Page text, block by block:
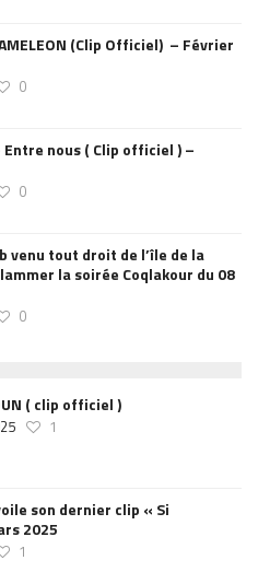
(Clip Officiel) – Février
0
Entre nous ( Clip officiel ) –
0
venu tout droit de l’île de la
la soirée Coqlakour du 08
0
( clip officiel )
1
son dernier clip « Si
2025
1